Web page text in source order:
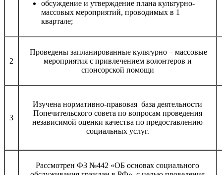
обсуждение и утверждение плана культурно-
массовых мероприятий, проводимых в 1
квартале;
2
Проведены запланированные культурно – массовые
мероприятия с привлечением волонтеров и
спонсорской помощи
3
Изучена нормативно-правовая база деятельности
Попечительского совета по вопросам проведения
независимой оценки качества по предоставлению
социальных услуг.
Рассмотрен ФЗ №442 «ОБ основах социального